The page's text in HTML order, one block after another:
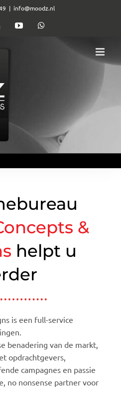
| info@moodz.nl
LinkedInYouTube
&
helpt u
is een full-service
benadering van de markt,
opdrachtgevers,
campagnes en passie
no nonsense partner voor